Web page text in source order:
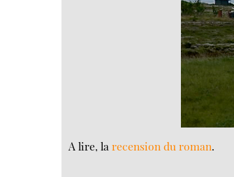
A lire, larecension du roman.